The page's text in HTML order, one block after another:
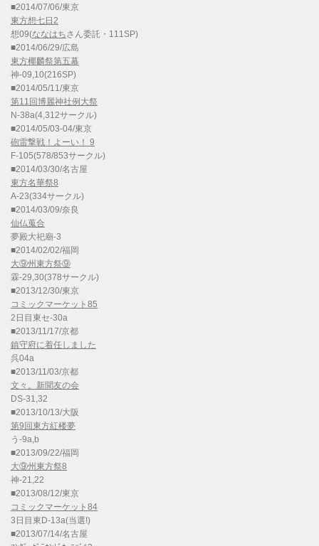
■2014/07/06/東京
東方想七日2
想09(ななはちさん委託・111SP)
■2014/06/29/広島
東方椰麟祭第五幕
神-09,10(216SP)
■2014/05/11/東京
第11回博麗神社例大祭
N-38a(4,312サークル)
■2014/05/03-04/東京
砲雷撃戦！よーい！ 9
F-105(578/853サークル)
■2014/03/30/名古屋
東方名華祭8
A-23(334サークル)
■2014/03/09/奈良
仙仏蒐合
夢殿大祀廟-3
■2014/02/02/福岡
大⑨州東方祭⑨
霖-29,30(378サークル)
■2013/12/30/東京
コミックマーケット85
2日目東セ-30a
■2013/11/17/京都
鎮守府に着任しました
呉04a
■2013/11/03/京都
文々。新聞友の会
DS-31,32
■2013/10/13/大阪
第9回東方紅楼夢
う-9a,b
■2013/09/22/福岡
大⑨州東方祭8
神-21,22
■2013/08/12/東京
コミックマーケット84
3日目東D-13a(当選!)
■2013/07/14/名古屋